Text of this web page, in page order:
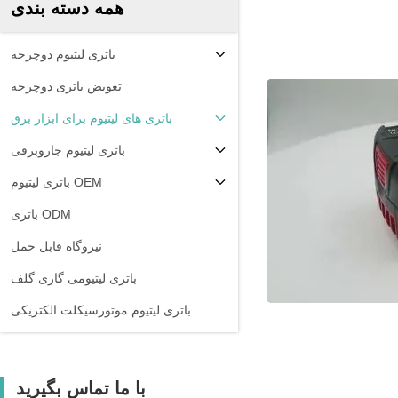
همه دسته بندی
باتری لیتیوم دوچرخه
تعویض باتری دوچرخه
باتری های لیتیوم برای ابزار برق
باتری لیتیوم جاروبرقی
باتری لیتیوم OEM
باتری ODM
نیروگاه قابل حمل
باتری لیتیومی گاری گلف
باتری لیتیوم موتورسیکلت الکتریکی
با ما تماس بگیرید